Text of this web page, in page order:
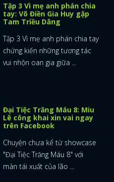
Tập 3 Vì mẹ anh phán chia
tay: Võ Điền Gia Huy gặp
Tam Triều Dâng
Tập 3 Vì mẹ anh phán chia tay
chứng kiến những tương tác
vui nhộn oan gia giữa ...
Đại Tiệc Trăng Máu 8: Miu
Lê công khai xin vai ngay
trên Facebook
Chuyện chưa kể từ showcase
"Đại Tiệc Trăng Máu 8" với
màn tái xuất của lão ...